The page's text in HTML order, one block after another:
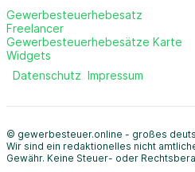
Gewerbesteuerhebesatz
Freelancer
Gewerbesteuerhebesätze Karte
Widgets
Datenschutz Impressum
© gewerbesteuer.online - großes
Wir sind ein redaktionelles nicht
Gewähr. Keine Steuer- oder